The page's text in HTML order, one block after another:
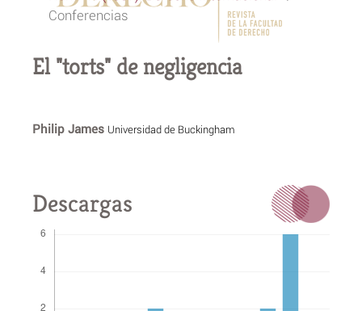
Conferencias
El "torts" de negligencia
Philip James Universidad de Buckingham
Descargas